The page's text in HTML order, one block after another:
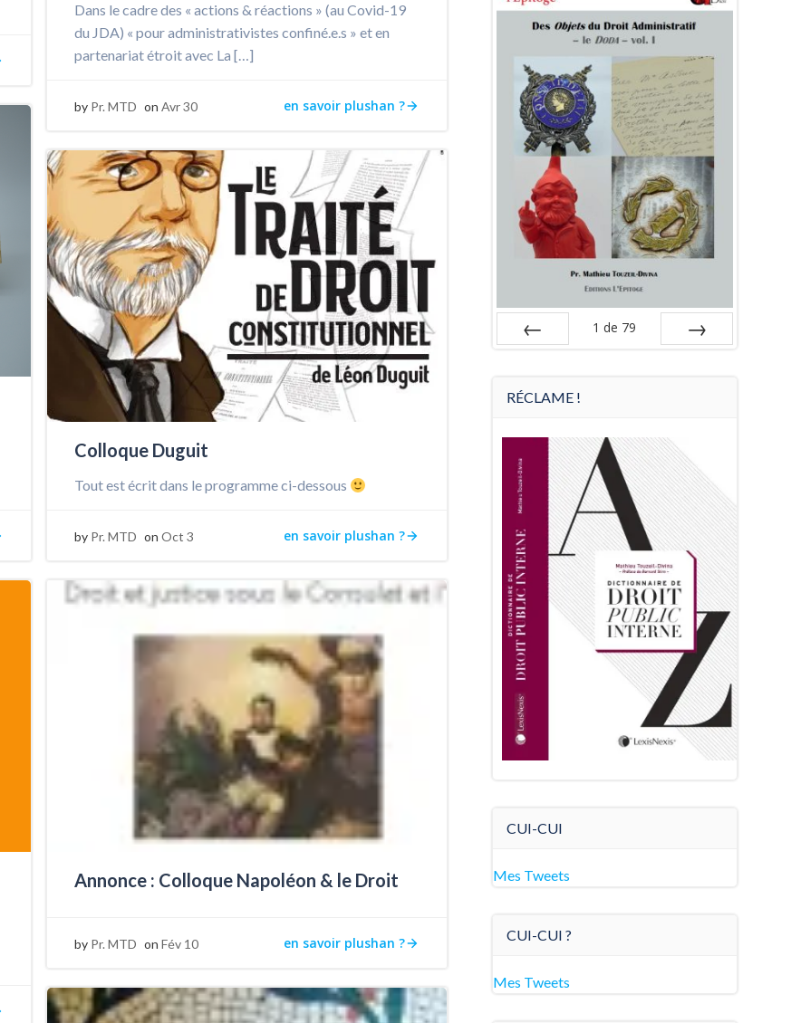
Dans le cadre des « actions & réactions » (au Covid-19
du JDA) « pour administrativistes confiné.e.s » et en
partenariat étroit avec La […]
by Pr. MTD onAvr 30 en savoir plushan ?
Colloque Duguit
Tout est écrit dans le programme ci-dessous
by Pr. MTD onOct 3 en savoir plushan ?
Annonce : Colloque Napoléon & le Droit
by Pr. MTD onFév 10 en savoir plushan ?
1 de 79
RÉCLAME !
CUI-CUI
Mes Tweets
CUI-CUI ?
Mes Tweets